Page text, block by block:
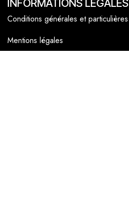
INFORMATIONS LÉGALES
Conditions générales et particulières
Mentions légales